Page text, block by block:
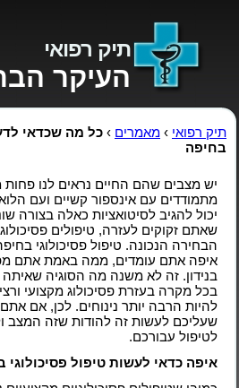
תיק רפואי
העיקר
תיק רפואי › מאמרים › כל מה שכדאי
בחיפה
יש מצבים שהם החיים נראים לנו פחות
מתמודדים עם אינספור קשיים ועם
יכול להגיב לסיטואציות כאלה בצורה
שאתם זקוקים לעזרה, טיפולים
הבחירה הנכונה. טיפול פסיכולוגי
איפה אתם עומדים, ממה באמת אתם
בנידון. זה לא משנה מה הסוגיה
בכל מקרה בעזרת פסיכולוג מקצועי
להיות הרבה יותר נינוחים. לכן, אם
שעליכם לעשות זה להודות שזה המצב
לטיפול עבורכם.
איפה כדאי לעשות טיפול פסיכולוגי